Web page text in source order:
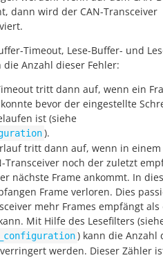
dann wird der CAN-Transceiver
Timeout, Lese-Buffer- und
Anzahl dieser Fehler:
tritt dann auf, wenn ein
bevor der eingestellte
ist (siehe
).
tritt dann auf, wenn in
Transceiver noch der zuletzt
nächste Frame ankommt. In
Frame verloren. Dies
mehr Frames empfängt als
Mit Hilfe des Lesefilters
) kann die Anzahl
werden. Dieser Zähler